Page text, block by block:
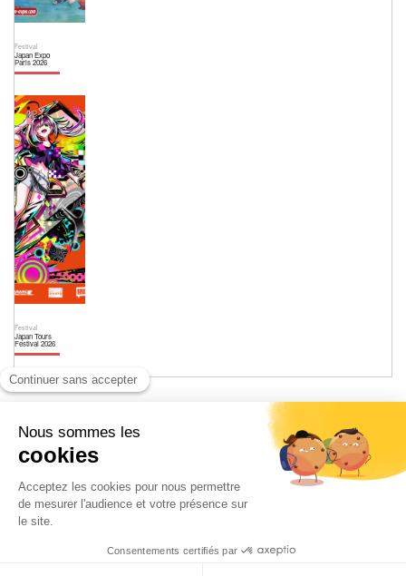
Festival
Japan Expo
Paris 2026
Festival
Japan Tours
Festival 2026
Facebook
Home
Qui sommes nous
Contact
Politique de confidentialité
日本語